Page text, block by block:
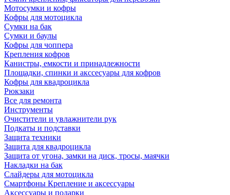
Мотосумки и кофры
Кофры для мотоцикла
Сумки на бак
Сумки и баулы
Кофры для чоппера
Крепления кофров
Канистры, емкости и принадлежности
Площадки, спинки и акссесуары для кофров
Кофры для квадроцикла
Рюкзаки
Все для ремонта
Инструменты
Очистители и увлажнители рук
Подкаты и подставки
Защита техники
Защита для квадроцикла
Защита от угона, замки на диск, тросы, маячки
Накладки на бак
Слайдеры для мотоцикла
Смартфоны Крепление и аксессуары
Аксессуары и подарки